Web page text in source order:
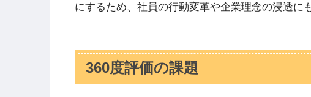
にするため、社員の行動変革や企業理念の浸透に
360度評価の課題